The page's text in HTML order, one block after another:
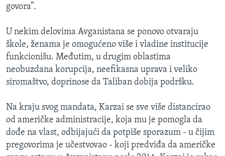
govora”.
U nekim delovima Avganistana se ponovo otvaraju
škole, ženama je omogućeno više i vladine institucije
funkcionišu. Međutim, u drugim oblastima
neobuzdana korupcija, neefikasna uprava i veliko
siromaštvo, doprinose da Taliban dobija podršku.
Na kraju svog mandata, Karzai se sve više distancirao
od američke administracije, koja mu je pomogla da
dođe na vlast, odbijajući da potpiše sporazum - u čijim
pregovorima je učestvovao - koji predviđa da američke